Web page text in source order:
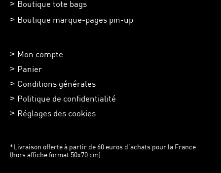
Boutique tote bags
Boutique marque-pages pin-up
Mon compte
Panier
Conditions générales
Politique de confidentialité
Réglages des cookies
*Livraison offerte à partir de 60 euros d’achats pour la France
(hors affiche format 50x70 cm).